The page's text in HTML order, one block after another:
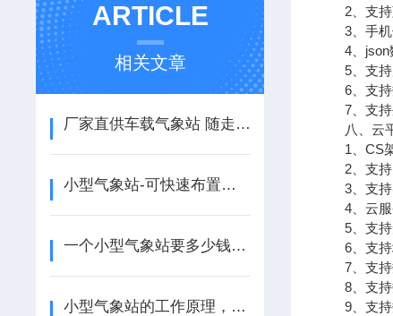
ARTICLE
相关文章
厂家直供车载气象站 随走随测 移动应急气象实时监测
小型气象站-可快速布置使用的太阳能气象站@2025全+国+派+送
一个小型气象站要多少钱-风途报价实惠！
小型气象站的工作原理，来听风途科普【2022已更新】
2、支持
3、手机
4、json数
5、支持历
6、支持
7、支持
八、云
1、CS架
2、支持
3、支持
4、云服务
5、支持
6、支持
7、支持
8、支持
9、支持数